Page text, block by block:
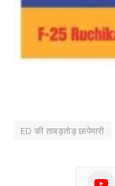
ED की ताबड़तोड़ छापेमारी